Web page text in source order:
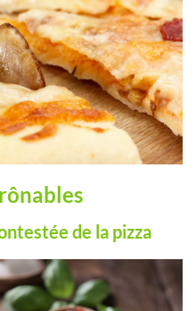
de la pizza